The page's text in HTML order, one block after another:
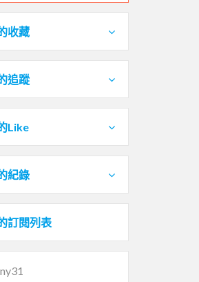
收藏
追蹤
Like
紀錄
訂閱列表